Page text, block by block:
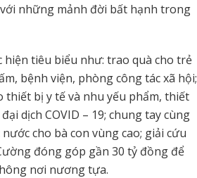
những mảnh đời bất hạnh trong
tiêu biểu như: trao quà cho trẻ
bệnh viện, phòng công tác xã hội;
thiết bị y tế và nhu yếu phẩm, thiết
dịch COVID – 19; chung tay cùng
cho bà con vùng cao; giải cứu
đóng góp gần 30 tỷ đồng để
nơi nương tựa.